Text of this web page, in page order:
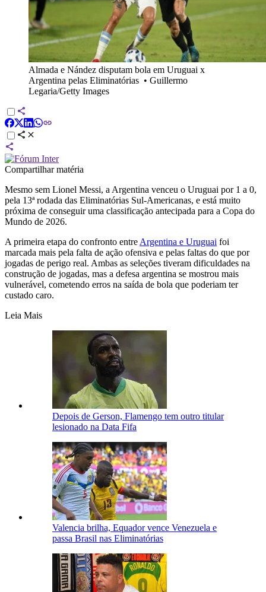
Almada e Nández disputam bola em Uruguai x
Argentina pelas Eliminatórias • Guillermo
Legaria/Getty Images
Compartilhar matéria
Mesmo sem Lionel Messi, a Argentina venceu o Uruguai por 1 a 0,
pela 13ª rodada das Eliminatórias Sul-Americanas, e está muito
próxima de conseguir uma classificação antecipada para a Copa do
Mundo de 2026.
A primeira etapa do confronto entre Argentina e Uruguai foi
marcada mais pela falta de ação ofensiva e pelas faltas do que por
jogadas de perigo real. Ambas as seleções tiveram dificuldades na
construção de jogadas, mas a defesa argentina se mostrou mais
vulnerável, cometendo erros na saída de bola que poderiam ter
custado caro.
Leia Mais
Depois de Gerson, Flamengo tem outro titular
lesionado na Data Fifa
Valencia brilha, Equador vence Venezuela e
passa Brasil nas Eliminatórias